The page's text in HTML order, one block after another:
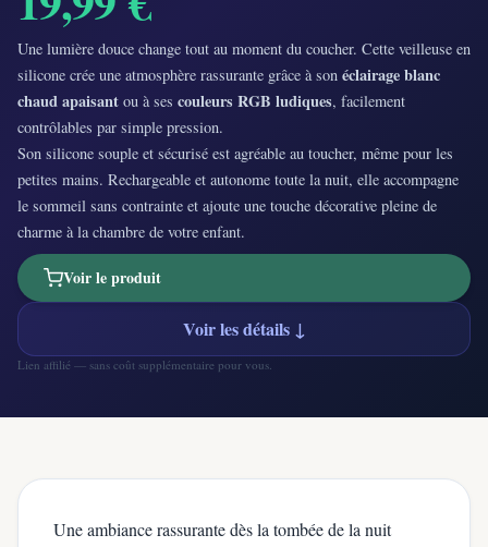
Une lumière douce change tout au moment du coucher. Cette veilleuse en
silicone crée une atmosphère rassurante grâce à son éclairage blanc
chaud apaisant ou à ses couleurs RGB ludiques, facilement
contrôlables par simple pression.
Son silicone souple et sécurisé est agréable au toucher, même pour les
petites mains. Rechargeable et autonome toute la nuit, elle accompagne
le sommeil sans contrainte et ajoute une touche décorative pleine de
charme à la chambre de votre enfant.
Voir le produit
Voir les détails ↓
Lien affilié — sans coût supplémentaire pour vous.
Une ambiance rassurante dès la tombée de la nuit